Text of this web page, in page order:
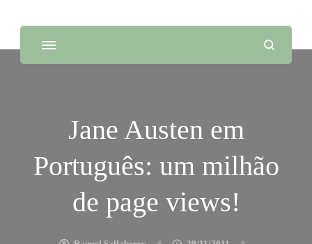
Jane Austen em
Português: um milhão
de page views!